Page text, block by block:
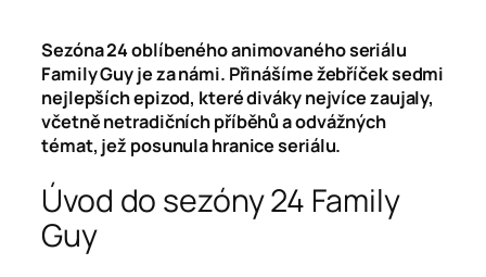
Sezóna 24 oblíbeného animovaného seriálu
Family Guy je za námi. Přinášíme žebříček sedmi
nejlepších epizod, které diváky nejvíce zaujaly,
včetně netradičních příběhů a odvážných
témat, jež posunula hranice seriálu.
Úvod do sezóny 24 Family
Guy